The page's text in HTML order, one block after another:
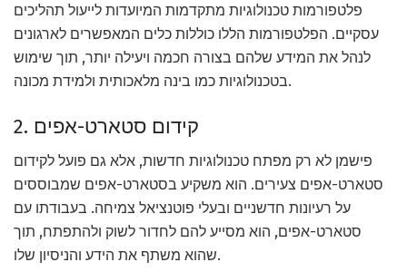
פלטפורמות טכנולוגיות מתקדמות המיועדות לייעול תהליכים
עסקיים. הפלטפורמות הללו כוללות כלים המאפשרים לארגונים
לנהל את המידע שלהם בצורה חכמה ויעילה יותר, תוך שימוש
בטכנולוגיות כמו בינה מלאכותית ולמידת מכונה.
2. קידום סטארט-אפים
פישמן לא רק מפתח טכנולוגיות חדשות, אלא גם פועל לקידום
סטארט-אפים צעירים. הוא משקיע בסטארט-אפים שמבוססים
על רעיונות חדשניים ובעלי פוטנציאל צמיחה. בעבודתו עם
סטארט-אפים, הוא מסייע להם לחדור לשוק ולהתפתח, תוך
שהוא משתף את הידע והניסיון שלו.